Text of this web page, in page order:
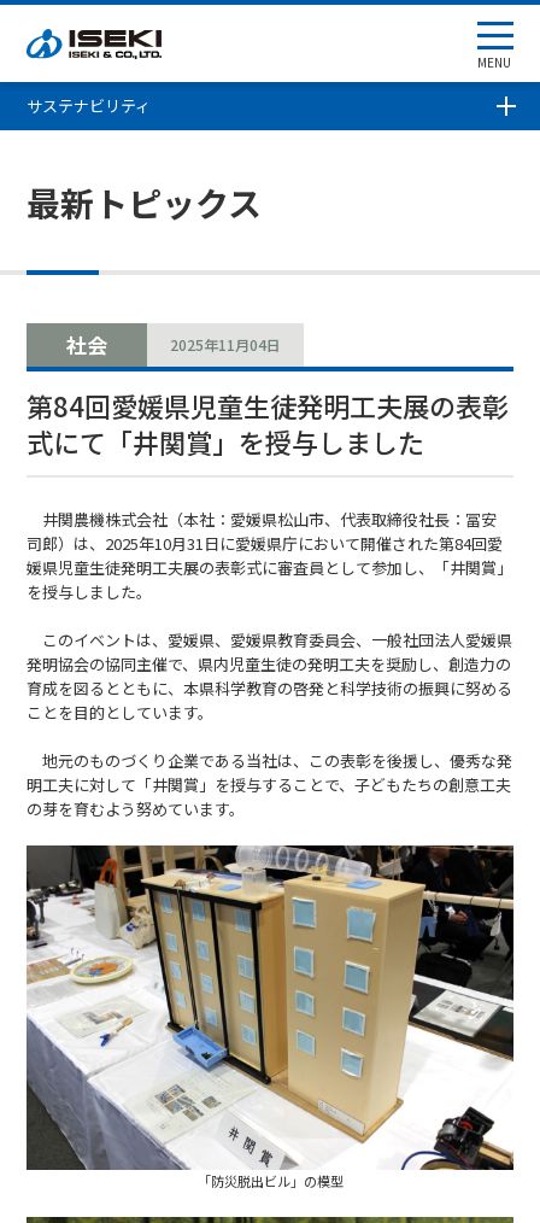
MENU
最新トピックス
サステナビリティ
社会 2025年11月04日
第84回愛媛県児童生徒発明工夫展の表彰
式にて「井関賞」を授与しました
井関農機株式会社（本社：愛媛県松山市、代表取締役社長：冨安
司郎）は、2025年10月31日に愛媛県庁において開催された第84回愛
媛県児童生徒発明工夫展の表彰式に審査員として参加し、「井関賞」
を授与しました。
このイベントは、愛媛県、愛媛県教育委員会、一般社団法人愛媛県
発明協会の協同主催で、県内児童生徒の発明工夫を奨励し、創造力の
育成を図るとともに、本県科学教育の啓発と科学技術の振興に努める
ことを目的としています。
地元のものづくり企業である当社は、この表彰を後援し、優秀な発
明工夫に対して「井関賞」を授与することで、子どもたちの創意工夫
の芽を育むよう努めています。
「防災脱出ビル」の模型